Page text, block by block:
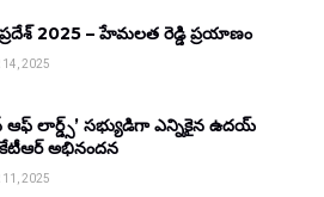
2025 – హేమలత రెడ్డి ప్రయాణం
14, 2025
ఆఫ్ లార్డ్స్’ సభ్యుడిగా ఎన్నికైన ఉదయ్
అభినందన
11, 2025